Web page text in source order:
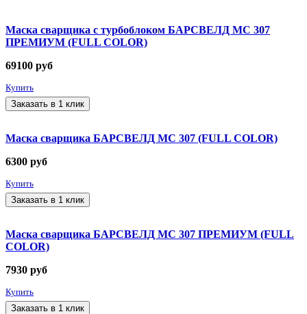
Маска сварщика c турбоблоком БАРСВЕЛД МС 307
ПРЕМИУМ (FULL COLOR)
69100 руб
Купить
Заказать в 1 клик
Маска сварщика БАРСВЕЛД МС 307 (FULL COLOR)
6300 руб
Купить
Заказать в 1 клик
Маска сварщика БАРСВЕЛД МС 307 ПРЕМИУМ (FULL
COLOR)
7930 руб
Купить
Заказать в 1 клик